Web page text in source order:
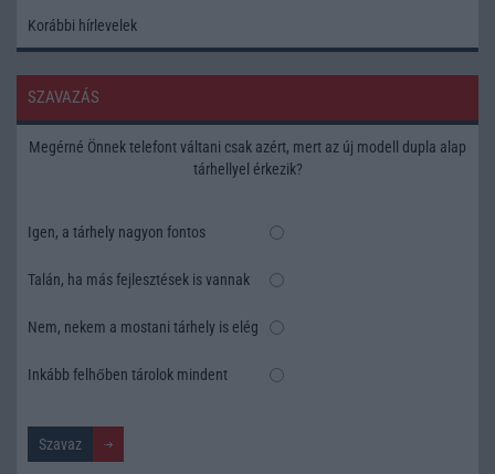
Korábbi hírlevelek
SZAVAZÁS
Megérné Önnek telefont váltani csak azért, mert az új modell dupla alap
tárhellyel érkezik?
Igen, a tárhely nagyon fontos
Talán, ha más fejlesztések is vannak
Nem, nekem a mostani tárhely is elég
Inkább felhőben tárolok mindent